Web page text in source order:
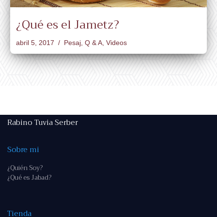
¿Qué es el Jametz?
abril 5, 2017 Pesaj, Q & A, Videos
Rabino Tuvia Serber
Sobre mi
¿Quién Soy?
¿Qué es Jabad?
Tienda